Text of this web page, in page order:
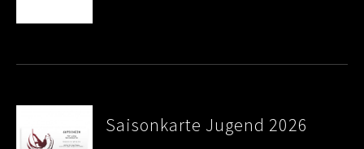
Saisonkarte Jugend 2026